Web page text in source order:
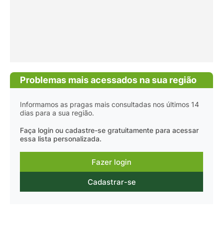
Problemas mais acessados na sua região
Informamos as pragas mais consultadas nos últimos 14
dias para a sua região.
Faça login ou cadastre-se gratuitamente para acessar
essa lista personalizada.
Fazer login
Cadastrar-se